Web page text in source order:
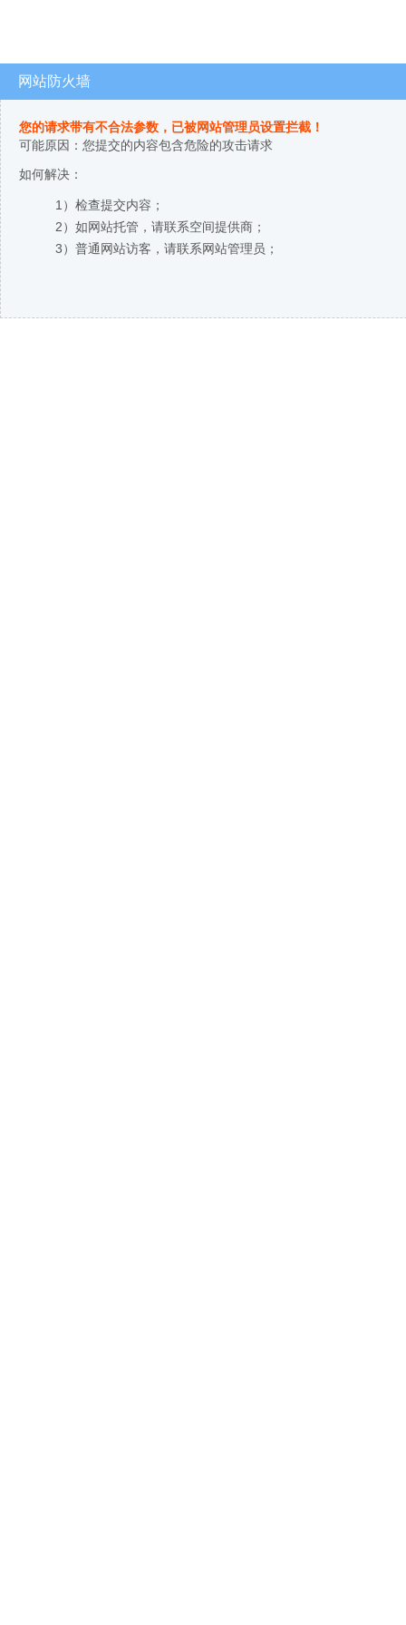
网站防火墙
您的请求带有不合法参数，已被网站管理员设置拦截！
可能原因：您提交的内容包含危险的攻击请求
如何解决：
1）检查提交内容；
2）如网站托管，请联系空间提供商；
3）普通网站访客，请联系网站管理员；